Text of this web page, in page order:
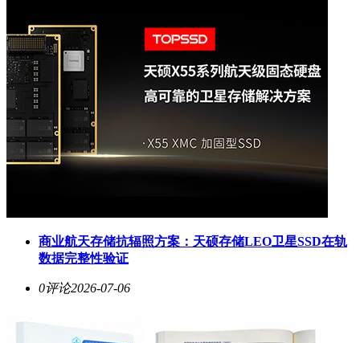
商业航天存储抗辐照方案：天硕存储LEO卫星SSD在轨
数据完整性验证
0评论2026-07-06